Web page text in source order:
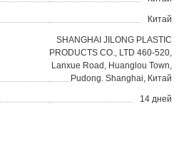
Китай
SHANGHAI JILONG PLASTIC
PRODUCTS CO., LTD 460-520,
Lanxue Road, Huanglou Town,
Pudong. Shanghai, Китай
14 дней